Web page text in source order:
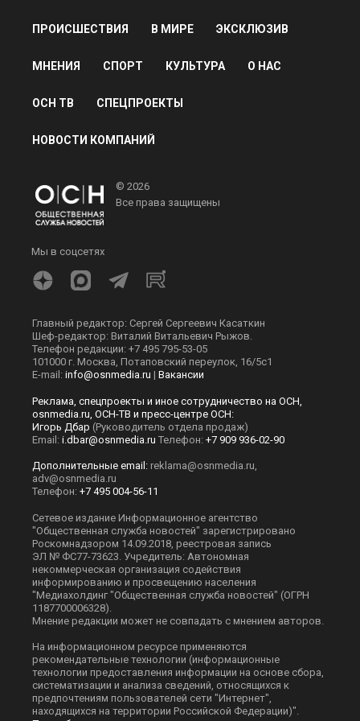
ПРОИСШЕСТВИЯ В МИРЕ ЭКСКЛЮЗИВ
МНЕНИЯ СПОРТ КУЛЬТУРА О НАС
ОСН ТВ СПЕЦПРОЕКТЫ
НОВОСТИ КОМПАНИЙ
© 2026
Все права защищены
Мы в соцсетях
Главный редактор: Сергей Сергеевич Касаткин
Шеф-редактор: Виталий Витальевич Рыжов.
Телефон редакции: +7 495 795-53-05
101000 г. Москва, Потаповский переулок, 16/5с1
E-mail: info@osnmedia.ru | Вакансии
Реклама, спецпроекты и иное сотрудничество на ОСН,
osnmedia.ru, ОСН-ТВ и пресс-центре ОСН:
Игорь Дбар (Руководитель отдела продаж)
Email: i.dbar@osnmedia.ru Телефон: +7 909 936-02-90
Дополнительные email: reklama@osnmedia.ru,
adv@osnmedia.ru
Телефон: +7 495 004-56-11
Сетевое издание Информационное агентство
"Общественная служба новостей" зарегистрировано
Роскомнадзором 14.09.2018, реестровая запись
ЭЛ № ФС77-73623. Учредитель: Автономная
некоммерческая организация содействия
информированию и просвещению населения
"Медиахолдинг "Общественная служба новостей" (ОГРН
1187700006328).
Мнение редакции может не совпадать с мнением авторов.
На информационном ресурсе применяются
рекомендательные технологии (информационные
технологии предоставления информации на основе сбора,
систематизации и анализа сведений, относящихся к
предпочтениям пользователей сети "Интернет",
находящихся на территории Российской Федерации)".